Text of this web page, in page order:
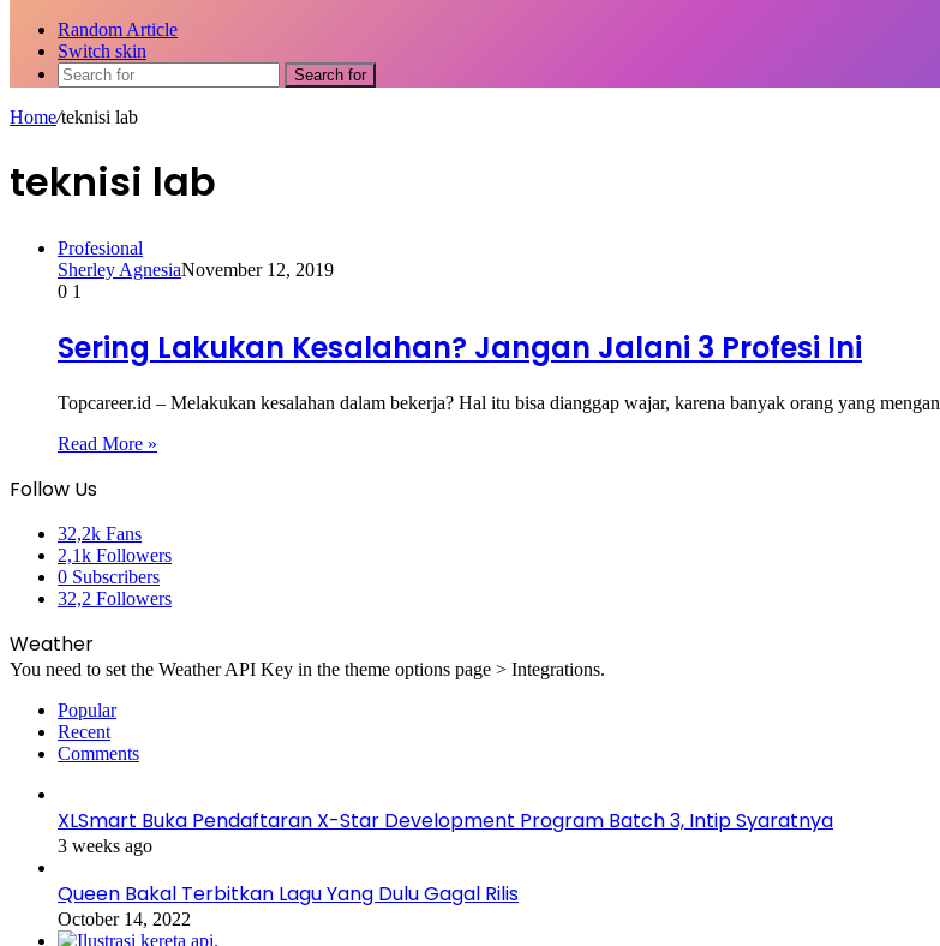
Random Article
Switch skin
Search for
Home/teknisi lab
teknisi lab
Profesional
Sherley AgnesiaNovember 12, 2019
0 1
Sering Lakukan Kesalahan? Jangan Jalani 3 Profesi Ini
Topcareer.id – Melakukan kesalahan dalam bekerja? Hal itu bisa dianggap wajar, karena banyak orang yang
Read More »
Follow Us
32,2k Fans
2,1k Followers
0 Subscribers
32,2 Followers
Weather
You need to set the Weather API Key in the theme options page > Integrations.
Popular
Recent
Comments
XLSmart Buka Pendaftaran X-Star Development Program Batch 3, Intip Syaratnya
3 weeks ago
Queen Bakal Terbitkan Lagu Yang Dulu Gagal Rilis
October 14, 2022